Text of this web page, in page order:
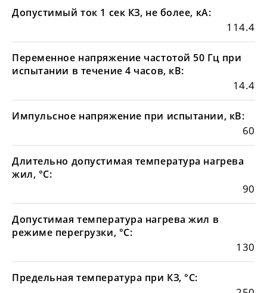
Допустимый ток 1 сек КЗ, не более, кА:
114.4
Переменное напряжение частотой 50 Гц при
испытании в течение 4 часов, кВ:
14.4
Импульсное напряжение при испытании, кВ:
60
Длительно допустимая температура нагрева
жил, °С:
90
Допустимая температура нагрева жил в
режиме перегрузки, °С:
130
Предельная температура при КЗ, °С: